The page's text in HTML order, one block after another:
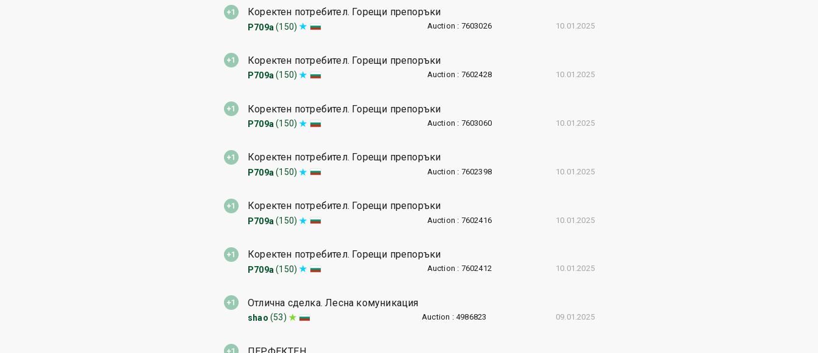
Коректен потребител. Горещи препоръки
P709a (150) Auction : 7603026 10.01.2025
Коректен потребител. Горещи препоръки
P709a (150) Auction : 7602428 10.01.2025
Коректен потребител. Горещи препоръки
P709a (150) Auction : 7603060 10.01.2025
Коректен потребител. Горещи препоръки
P709a (150) Auction : 7602398 10.01.2025
Коректен потребител. Горещи препоръки
P709a (150) Auction : 7602416 10.01.2025
Коректен потребител. Горещи препоръки
P709a (150) Auction : 7602412 10.01.2025
Отлична сделка. Лесна комуникация
shao (53) Auction : 4986823 09.01.2025